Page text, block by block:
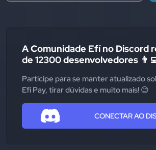
A Comunidade Efí no Discord
de 12300 desenvolvedores
Participe para se manter atualizado
Efí Pay, tirar dúvidas e muito mais! 😊
CONECTAR AO